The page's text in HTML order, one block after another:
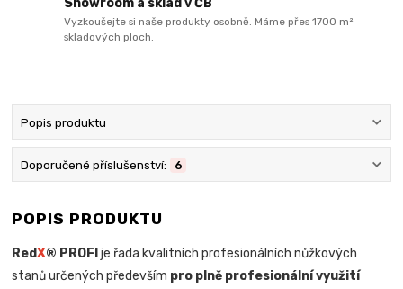
Showroom a sklad v ČB
Vyzkoušejte si naše produkty osobně. Máme přes 1700 m²
skladových ploch.
Popis produktu
Doporučené příslušenství: 6
POPIS PRODUKTU
RedX® PROFI je řada kvalitních profesionálních nůžkových
stanů určených především pro plně profesionální využití